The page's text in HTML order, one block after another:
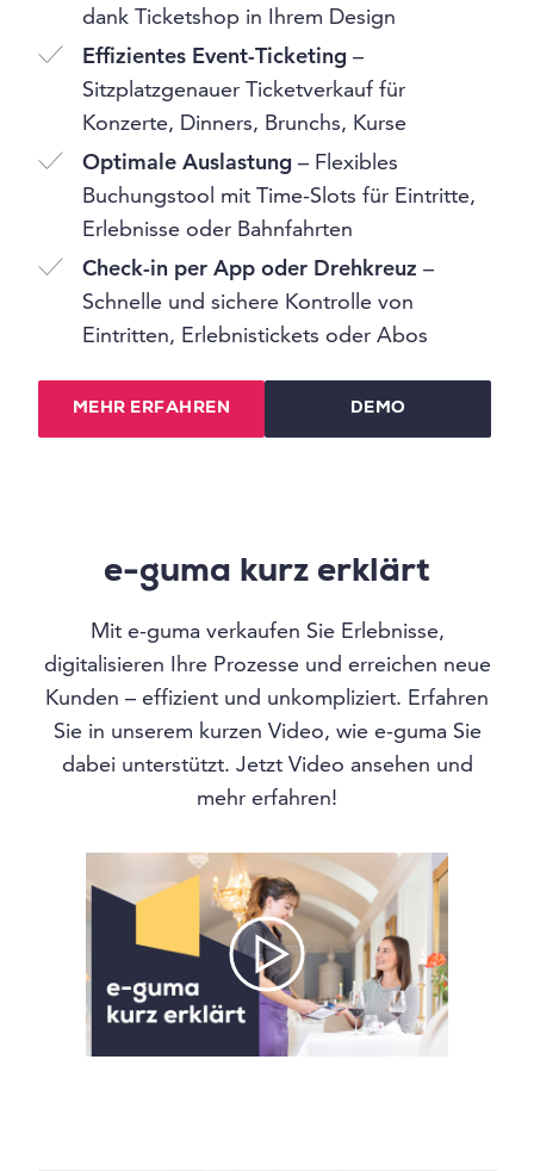
dank Ticketshop in Ihrem Design
Effizientes Event-Ticketing –
Sitzplatzgenauer Ticketverkauf für
Konzerte, Dinners, Brunchs, Kurse
Optimale Auslastung – Flexibles
Buchungstool mit Time-Slots für Eintritte,
Erlebnisse oder Bahnfahrten
Check-in per App oder Drehkreuz –
Schnelle und sichere Kontrolle von
Eintritten, Erlebnistickets oder Abos
MEHR ERFAHREN DEMO
e-guma kurz erklärt
Mit e-guma verkaufen Sie Erlebnisse,
digitalisieren Ihre Prozesse und erreichen neue
Kunden – effizient und unkompliziert. Erfahren
Sie in unserem kurzen Video, wie e-guma Sie
dabei unterstützt. Jetzt Video ansehen und
mehr erfahren!